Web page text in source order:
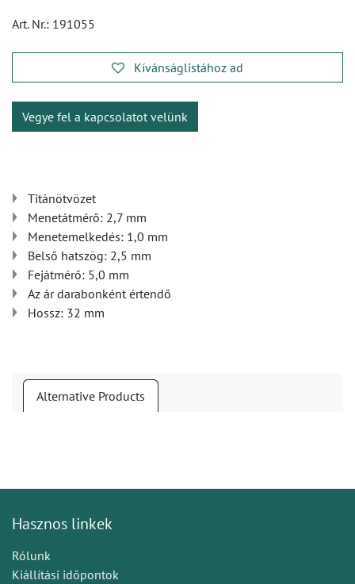
Art. Nr.: 191055
Kívánságlistához ad
Vegye fel a kapcsolatot velünk
Titánötvözet
Menetátmérő: 2,7 mm
Menetemelkedés: 1,0 mm
Belső hatszög: 2,5 mm
Fejátmérő: 5,0 mm
Az ár darabonként értendő
Hossz: 32 mm
Alternative Products
Hasznos linkek
Rólunk
Kiállítási időpontok